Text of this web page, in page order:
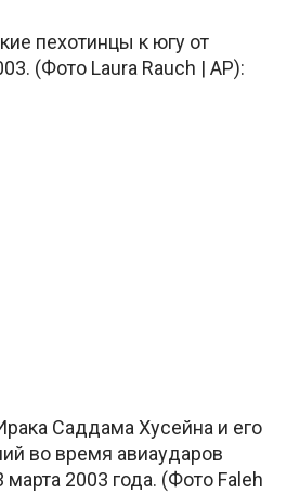
пехотинцы к югу от
(Фото Laura Rauch | AP):
Саддама Хусейна и его
во время авиаударов
марта 2003 года. (Фото Faleh